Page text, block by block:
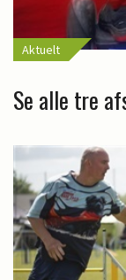
Aktuelt
Se alle tre